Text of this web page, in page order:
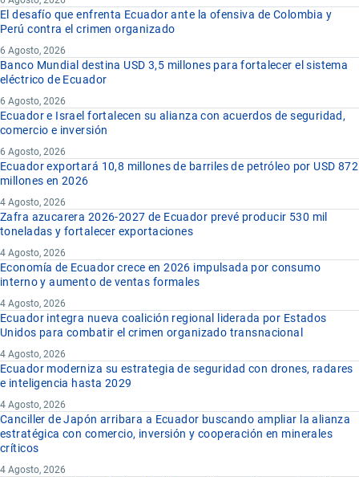
El desafío que enfrenta Ecuador ante la ofensiva de Colombia y
Perú contra el crimen organizado
6 Agosto, 2026
Banco Mundial destina USD 3,5 millones para fortalecer el sistema
eléctrico de Ecuador
6 Agosto, 2026
Ecuador e Israel fortalecen su alianza con acuerdos de seguridad,
comercio e inversión
6 Agosto, 2026
Ecuador exportará 10,8 millones de barriles de petróleo por USD 872
millones en 2026
4 Agosto, 2026
Zafra azucarera 2026-2027 de Ecuador prevé producir 530 mil
toneladas y fortalecer exportaciones
4 Agosto, 2026
Economía de Ecuador crece en 2026 impulsada por consumo
interno y aumento de ventas formales
4 Agosto, 2026
Ecuador integra nueva coalición regional liderada por Estados
Unidos para combatir el crimen organizado transnacional
4 Agosto, 2026
Ecuador moderniza su estrategia de seguridad con drones, radares
e inteligencia hasta 2029
4 Agosto, 2026
Canciller de Japón arribara a Ecuador buscando ampliar la alianza
estratégica con comercio, inversión y cooperación en minerales
críticos
4 Agosto, 2026